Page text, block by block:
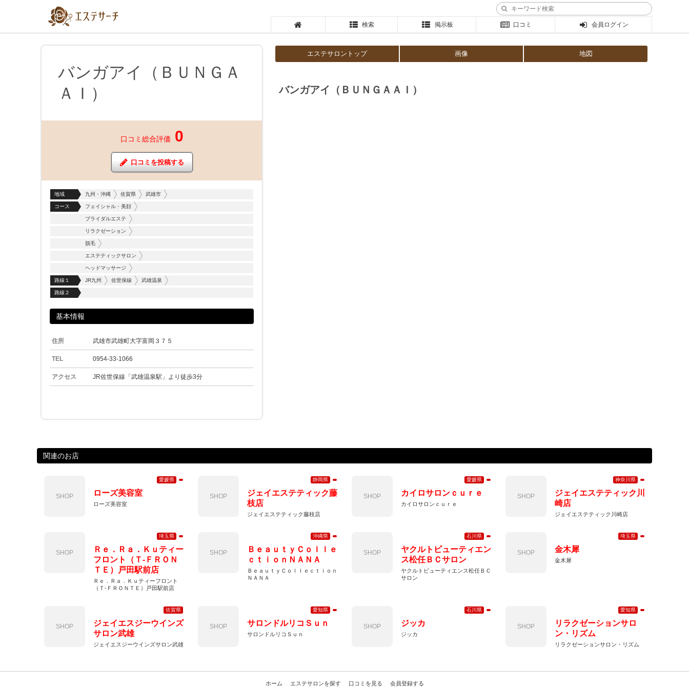
検索 掲示板 口コミ 会員ログイン
バンガアイ（ＢＵＮＧＡ
ＡＩ）
口コミ総合評価 0
口コミを投稿する
地域 九州・沖縄 佐賀県 武雄市
コース フェイシャル・美顔
ブライダルエステ
リラクゼーション
脱毛
エステティックサロン
ヘッドマッサージ
路線１ JR九州 佐世保線 武雄温泉
路線２
基本情報
住所 武雄市武雄町大字富岡３７５
TEL 0954-33-1066
アクセス JR佐世保線「武雄温泉駅」より徒歩3分
エステサロントップ 画像 地図
バンガアイ（ＢＵＮＧＡＡＩ）
関連のお店
SHOP
愛媛県
ローズ美容室
ローズ美容室
SHOP
静岡県
ジェイエステティック藤
枝店
ジェイエステティック藤枝店
SHOP
愛媛県
カイロサロンｃｕｒｅ
カイロサロンｃｕｒｅ
SHOP
神奈川県
ジェイエステティック川
崎店
ジェイエステティック川崎店
SHOP
埼玉県
Ｒｅ．Ｒａ．Ｋｕティー
フロント（Ｔ‐ＦＲＯＮ
ＴＥ）戸田駅前店
Ｒｅ．Ｒａ．Ｋｕティーフロント
（Ｔ‐ＦＲＯＮＴＥ）戸田駅前店
SHOP
沖縄県
ＢｅａｕｔｙＣｏｌｌｅ
ｃｔｉｏｎＮＡＮＡ
ＢｅａｕｔｙＣｏｌｌｅｃｔｉｏｎ
ＮＡＮＡ
SHOP
石川県
ヤクルトビューティエン
ス松任ＢＣサロン
ヤクルトビューティエンス松任ＢＣ
サロン
SHOP
埼玉県
金木犀
金木犀
SHOP
佐賀県
ジェイエスジーウインズ
サロン武雄
ジェイエスジーウインズサロン武雄
SHOP
愛知県
サロンドルリコＳｕｎ
サロンドルリコＳｕｎ
SHOP
石川県
ジッカ
ジッカ
SHOP
愛知県
リラクゼーションサロ
ン・リズム
リラクゼーションサロン・リズム
ホーム エステサロンを探す 口コミを見る 会員登録する